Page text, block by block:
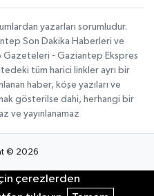
yazarları sorumludur.
Son Dakika Haberleri ve
- Gaziantep Ekspres
tüm harici linkler ayrı bir
haber, köşe yazıları ve
gösterilse dahi, herhangi bir
ve yayınlanamaz
© 2026
çerezlerden